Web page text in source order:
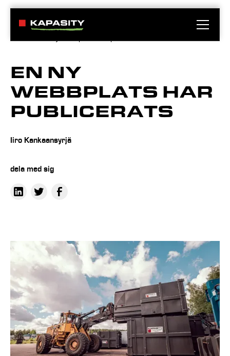
EN NY
WEBBPLATS HAR
PUBLICERATS
Iiro Kankaansyrjä
dela med sig